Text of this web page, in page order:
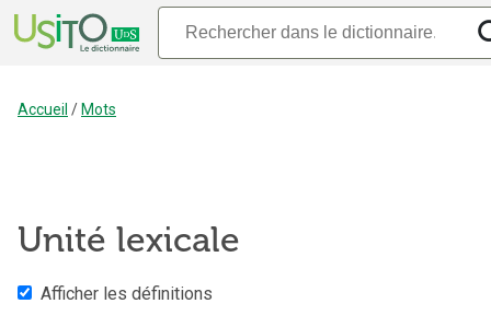
Accueil / Mots
Unité lexicale
Afficher les définitions